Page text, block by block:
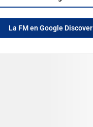
La FM en Google Discover